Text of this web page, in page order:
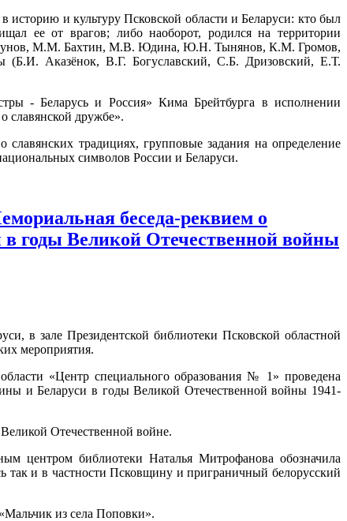
историю и культуру Псковской области и Беларуси: кто был
ее от врагов; либо наоборот, родился на территории
М.М. Бахтин, М.В. Юдина, Ю.Н. Тынянов, К.М. Громов,
(Б.И. Аказёнок, В.Г. Богуславский, С.Б. Дризовский, Е.Т.
- Беларусь и Россия» Кима Брейтбурга в исполнении
славянской дружбе».
славянских традициях, групповые задания на определение
символов России и Беларуси.
беседа-реквием о
годы Великой Отечественной войны
в зале Президентской библиотеки Псковской областной
мероприятия.
«Центр специального образования № 1» проведена
и Беларуси в годы Великой Отечественной войны 1941-
Отечественной войне.
центром библиотеки Наталья Митрофанова обозначила
так и в частности Псковщину и приграничный белорусский
из села Поповки».